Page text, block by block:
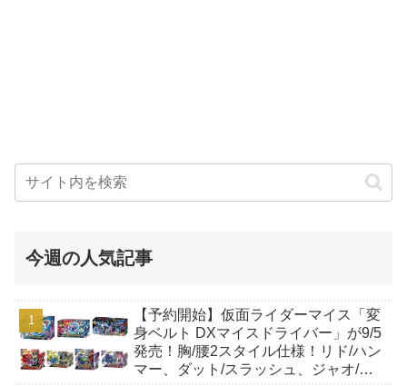
今週の人気記事
【予約開始】仮面ライダーマイス「変
身ベルト DXマイスドライバー」が9/5
発売！胸/腰2スタイル仕様！リド/ハン
マー、ダット/スラッシュ、ジャオ/バ